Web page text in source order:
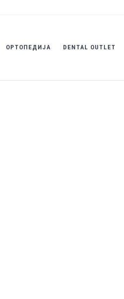
ОРТОПЕДИЈА DENTAL OUTLET